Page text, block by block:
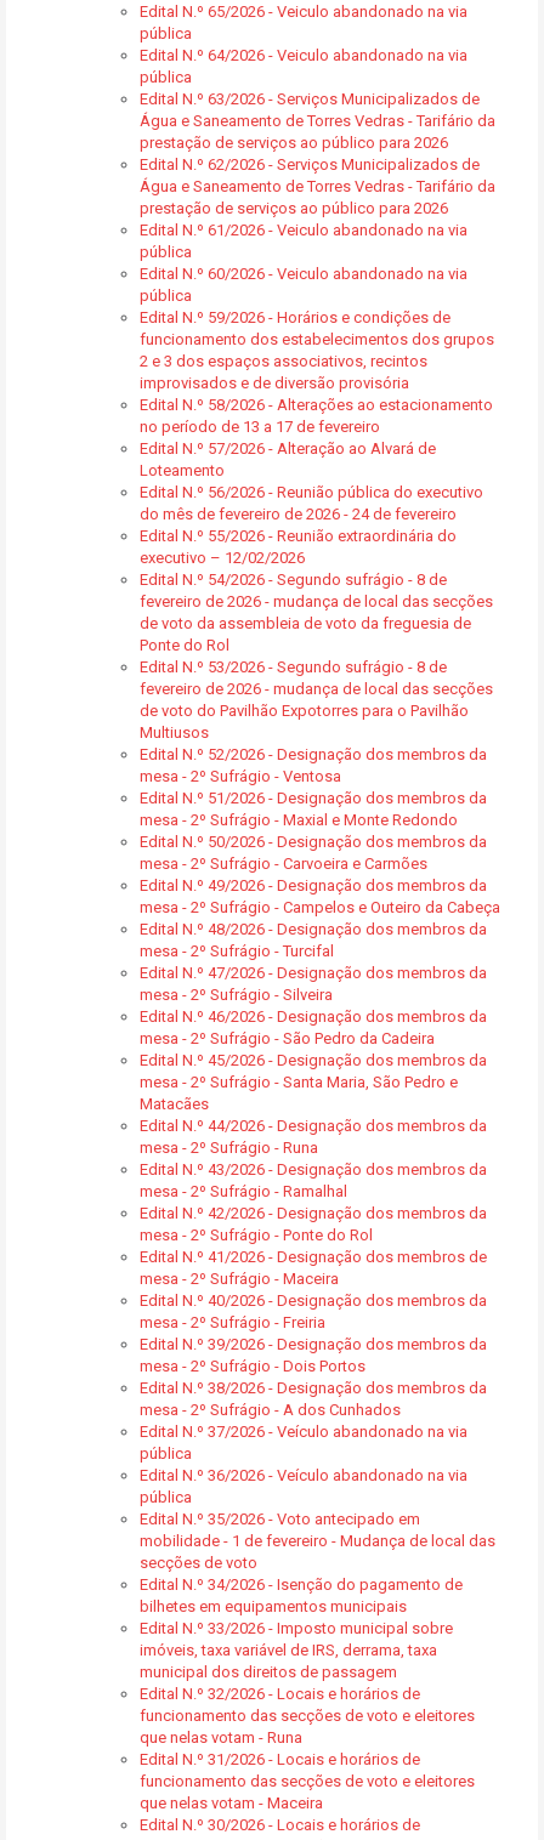
Edital N.º 65/2026 - Veiculo abandonado na via
pública
Edital N.º 64/2026 - Veiculo abandonado na via
pública
Edital N.º 63/2026 - Serviços Municipalizados de
Água e Saneamento de Torres Vedras - Tarifário da
prestação de serviços ao público para 2026
Edital N.º 62/2026 - Serviços Municipalizados de
Água e Saneamento de Torres Vedras - Tarifário da
prestação de serviços ao público para 2026
Edital N.º 61/2026 - Veiculo abandonado na via
pública
Edital N.º 60/2026 - Veiculo abandonado na via
pública
Edital N.º 59/2026 - Horários e condições de
funcionamento dos estabelecimentos dos grupos
2 e 3 dos espaços associativos, recintos
improvisados e de diversão provisória
Edital N.º 58/2026 - Alterações ao estacionamento
no período de 13 a 17 de fevereiro
Edital N.º 57/2026 - Alteração ao Alvará de
Loteamento
Edital N.º 56/2026 - Reunião pública do executivo
do mês de fevereiro de 2026 - 24 de fevereiro
Edital N.º 55/2026 - Reunião extraordinária do
executivo – 12/02/2026
Edital N.º 54/2026 - Segundo sufrágio - 8 de
fevereiro de 2026 - mudança de local das secções
de voto da assembleia de voto da freguesia de
Ponte do Rol
Edital N.º 53/2026 - Segundo sufrágio - 8 de
fevereiro de 2026 - mudança de local das secções
de voto do Pavilhão Expotorres para o Pavilhão
Multiusos
Edital N.º 52/2026 - Designação dos membros da
mesa - 2º Sufrágio - Ventosa
Edital N.º 51/2026 - Designação dos membros da
mesa - 2º Sufrágio - Maxial e Monte Redondo
Edital N.º 50/2026 - Designação dos membros da
mesa - 2º Sufrágio - Carvoeira e Carmões
Edital N.º 49/2026 - Designação dos membros da
mesa - 2º Sufrágio - Campelos e Outeiro da Cabeça
Edital N.º 48/2026 - Designação dos membros da
mesa - 2º Sufrágio - Turcifal
Edital N.º 47/2026 - Designação dos membros da
mesa - 2º Sufrágio - Silveira
Edital N.º 46/2026 - Designação dos membros da
mesa - 2º Sufrágio - São Pedro da Cadeira
Edital N.º 45/2026 - Designação dos membros da
mesa - 2º Sufrágio - Santa Maria, São Pedro e
Matacães
Edital N.º 44/2026 - Designação dos membros da
mesa - 2º Sufrágio - Runa
Edital N.º 43/2026 - Designação dos membros da
mesa - 2º Sufrágio - Ramalhal
Edital N.º 42/2026 - Designação dos membros da
mesa - 2º Sufrágio - Ponte do Rol
Edital N.º 41/2026 - Designação dos membros de
mesa - 2º Sufrágio - Maceira
Edital N.º 40/2026 - Designação dos membros da
mesa - 2º Sufrágio - Freiria
Edital N.º 39/2026 - Designação dos membros da
mesa - 2º Sufrágio - Dois Portos
Edital N.º 38/2026 - Designação dos membros da
mesa - 2º Sufrágio - A dos Cunhados
Edital N.º 37/2026 - Veículo abandonado na via
pública
Edital N.º 36/2026 - Veículo abandonado na via
pública
Edital N.º 35/2026 - Voto antecipado em
mobilidade - 1 de fevereiro - Mudança de local das
secções de voto
Edital N.º 34/2026 - Isenção do pagamento de
bilhetes em equipamentos municipais
Edital N.º 33/2026 - Imposto municipal sobre
imóveis, taxa variável de IRS, derrama, taxa
municipal dos direitos de passagem
Edital N.º 32/2026 - Locais e horários de
funcionamento das secções de voto e eleitores
que nelas votam - Runa
Edital N.º 31/2026 - Locais e horários de
funcionamento das secções de voto e eleitores
que nelas votam - Maceira
Edital N.º 30/2026 - Locais e horários de